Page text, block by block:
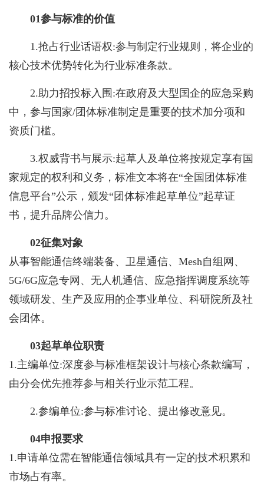
01参与标准的价值
1.抢占行业话语权:参与制定行业规则，将企业的
核心技术优势转化为行业标准条款。
2.助力招投标入围:在政府及大型国企的应急采购
中，参与国家/团体标准制定是重要的技术加分项和
资质门槛。
3.权威背书与展示:起草人及单位将按规定享有国
家规定的权利和义务，标准文本将在“全国团体标准
信息平台”公示，颁发“团体标准起草单位”起草证
书，提升品牌公信力。
02征集对象
从事智能通信终端装备、卫星通信、Mesh自组网、
5G/6G应急专网、无人机通信、应急指挥调度系统等
领域研发、生产及应用的企事业单位、科研院所及社
会团体。
03起草单位职责
1.主编单位:深度参与标准框架设计与核心条款编写，
由分会优先推荐参与相关行业示范工程。
2.参编单位:参与标准讨论、提出修改意见。
04申报要求
1.申请单位需在智能通信领域具有一定的技术积累和
市场占有率。